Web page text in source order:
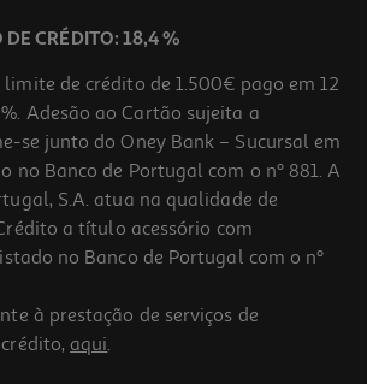
DE CRÉDITO: 18,4 %
de crédito de 1.500€ pago em 12
Adesão ao Cartão sujeita a
se junto do Oney Bank – Sucursal em
no Banco de Portugal com o nº 881. A
S.A. atua na qualidade de
a título acessório com
no Banco de Portugal com o nº
à prestação de serviços de
aqui.